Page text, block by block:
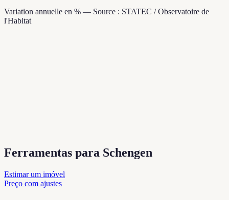
Variation annuelle en % — Source : STATEC / Observatoire de
l'Habitat
Ferramentas para Schengen
Estimar um imóvel
Preço com ajustes